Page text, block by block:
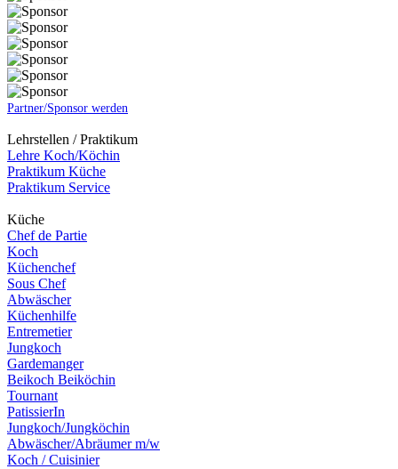
Partner/Sponsor werden
Lehrstellen / Praktikum
Lehre Koch/Köchin
Praktikum Küche
Praktikum Service
Küche
Chef de Partie
Koch
Küchenchef
Sous Chef
Abwäscher
Küchenhilfe
Entremetier
Jungkoch
Gardemanger
Beikoch Beiköchin
Tournant
PatissierIn
Jungkoch/Jungköchin
Abwäscher/Abräumer m/w
Koch / Cuisinier